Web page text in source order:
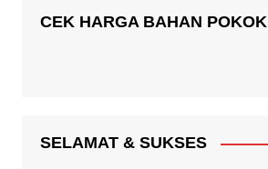
CEK HARGA BAHAN POKOK
SELAMAT & SUKSES